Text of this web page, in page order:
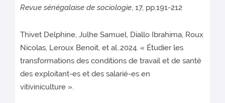
Revue sénégalaise de sociologie, 17, pp.191-212
Thivet Delphine, Julhe Samuel, Diallo Ibrahima, Roux
Nicolas, Leroux Benoit, et al..2024. « Étudier les
transformations des conditions de travail et de santé
des exploitant-es et des salarié-es en
vitiviniculture ».